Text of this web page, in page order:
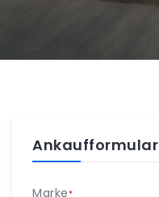
Ankaufformular
Marke*